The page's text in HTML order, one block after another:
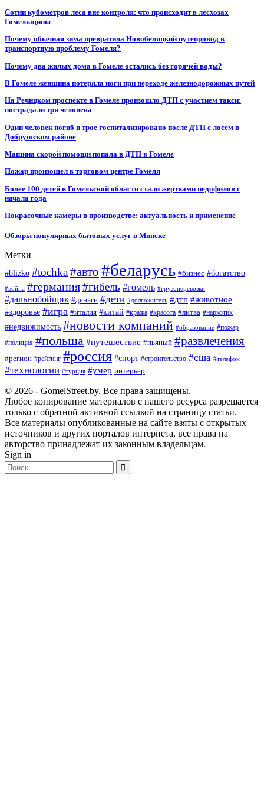
Сотни кубометров леса вне контроля: что происходит в лесхозах
Гомельщины
Почему обычная зима превратила Новобелицкий путепровод в
транспортную проблему Гомеля?
Почему два жилых дома в Гомеле остались без горячей воды?
В Гомеле женщина потеряла ноги при переходе железнодорожных путей
На Речицком проспекте в Гомеле произошло ДТП с участием такси:
пострадали три человека
Один человек погиб и трое госпитализировано после ДТП с лосем в
Добрушском районе
Машина скорой помощи попала в ДТП в Гомеле
Пожар произошел в торговом центре Гомеля
Более 100 детей в Гомельской области стали жертвами педофилов с
начала года
Покрасочные камеры в производстве: актуальность и применение
Обзоры популярных бытовых услуг в Минске
Метки
#blizko #tochka#авто #беларусь #бизнес #богатство
#война #германия#гибель #гомель #грузоперевозки
#дальнобойщик #деньги #дети #долгожитель #дтп #животное
#здоровье #игра #италия #китай #кража #красота #литва #наркотик
#недвижимость #новости компаний #образование #пожар
#полиция #польша #путешествие #пьяный #развлечения
#регион #рейтинг #россия #спорт #строительство #сша #телефон
#технологии #турция #умер интерьер
© 2026 - GomelStreet.by. Все права защищены.
Любое копирование материалов с нашего ресурса разрешается
только с обратной активной ссылкой на страницу статьи.
Все материалы опубликованные на сайте взяты с открытых
источников и других порталов интернета, все права на
авторство принадлежат их законным владельцам.
Sign in